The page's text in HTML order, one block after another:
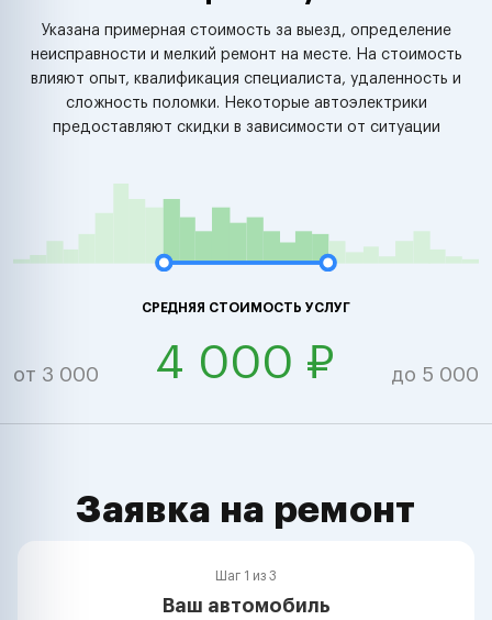
Указана примерная стоимость за выезд, определение
неисправности и мелкий ремонт на месте. На стоимость
влияют опыт, квалификация специалиста, удаленность и
сложность поломки. Некоторые автоэлектрики
предоставляют скидки в зависимости от ситуации
СРЕДНЯЯ СТОИМОСТЬ УСЛУГ
от 3 000 4 000 ₽ до 5 000
Заявка на ремонт
Шаг 1 из 3
Ваш автомобиль